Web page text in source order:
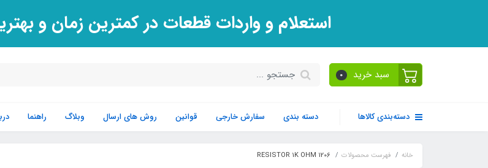
استعلام و واردات قطعات در کمترین زمان و
سبد خرید 0
دسته‌بندی کالاها دسته بندی سفارش خارجی قوانین روش های ارسال وبلاگ راهنما
خانه فهرست محصولات RESISTOR 1K OHM 1206